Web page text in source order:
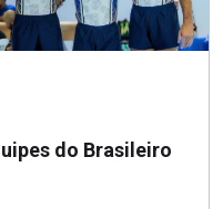
do Brasileiro